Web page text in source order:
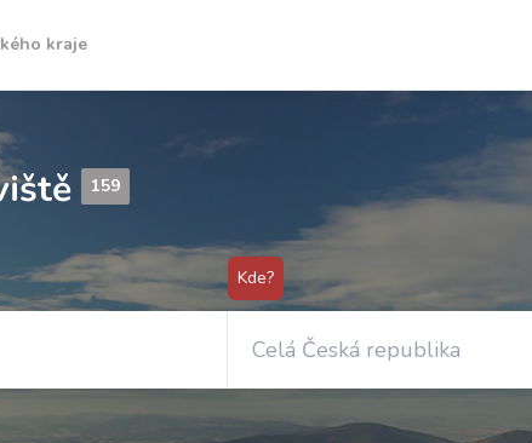
kraje
159
Kde?